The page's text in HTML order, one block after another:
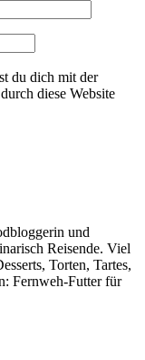
du dich mit der
diese Website
und
Reisende. Viel
Torten, Tartes,
Fernweh-Futter für